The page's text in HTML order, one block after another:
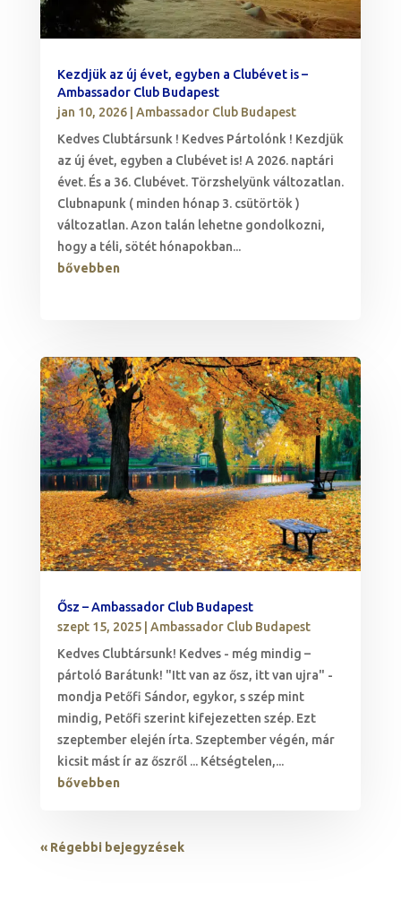
Kezdjük az új évet, egyben a Clubévet is –
Ambassador Club Budapest
jan 10, 2026| Ambassador Club Budapest
Kedves Clubtársunk ! Kedves Pártolónk ! Kezdjük
az új évet, egyben a Clubévet is! A 2026. naptári
évet. És a 36. Clubévet. Törzshelyünk változatlan.
Clubnapunk ( minden hónap 3. csütörtök )
változatlan. Azon talán lehetne gondolkozni,
hogy a téli, sötét hónapokban...
bővebben
Ősz – Ambassador Club Budapest
szept 15, 2025| Ambassador Club Budapest
Kedves Clubtársunk! Kedves - még mindig –
pártoló Barátunk! "Itt van az ősz, itt van ujra" -
mondja Petőfi Sándor, egykor, s szép mint
mindig, Petőfi szerint kifejezetten szép. Ezt
szeptember elején írta. Szeptember végén, már
kicsit mást ír az őszről ... Kétségtelen,...
bővebben
« Régebbi bejegyzések